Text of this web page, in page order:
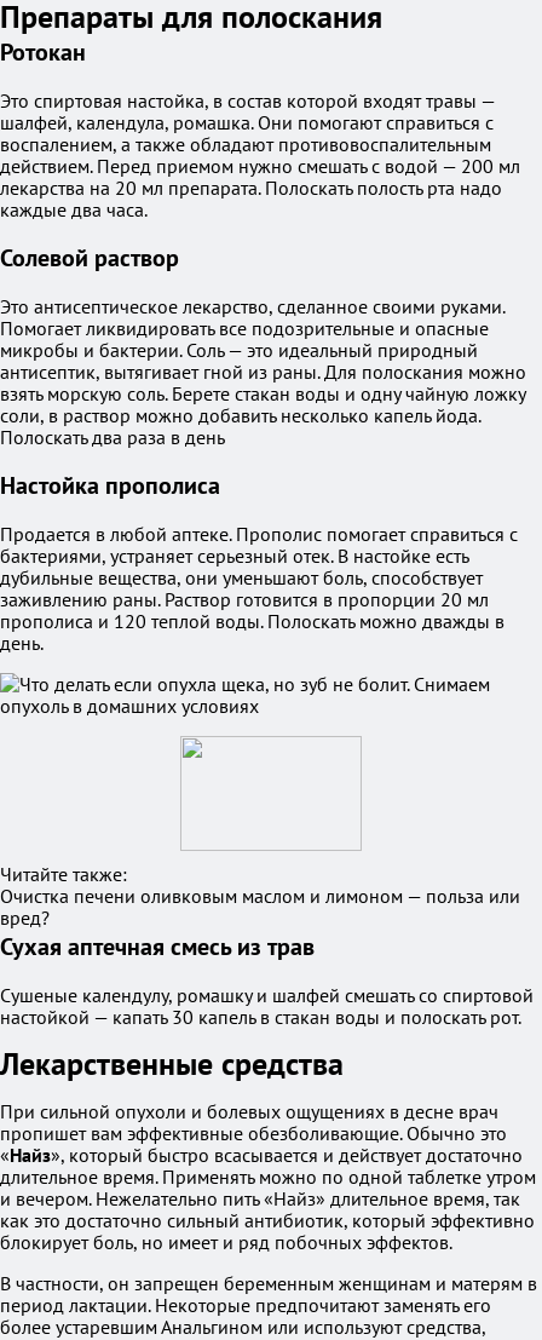
Препараты для полоскания
Ротокан
Это спиртовая настойка, в состав которой входят травы —
шалфей, календула, ромашка. Они помогают справиться с
воспалением, а также обладают противовоспалительным
действием. Перед приемом нужно смешать с водой — 200 мл
лекарства на 20 мл препарата. Полоскать полость рта надо
каждые два часа.
Солевой раствор
Это антисептическое лекарство, сделанное своими руками.
Помогает ликвидировать все подозрительные и опасные
микробы и бактерии. Соль — это идеальный природный
антисептик, вытягивает гной из раны. Для полоскания можно
взять морскую соль. Берете стакан воды и одну чайную ложку
соли, в раствор можно добавить несколько капель йода.
Полоскать два раза в день
Настойка прополиса
Продается в любой аптеке. Прополис помогает справиться с
бактериями, устраняет серьезный отек. В настойке есть
дубильные вещества, они уменьшают боль, способствует
заживлению раны. Раствор готовится в пропорции 20 мл
прополиса и 120 теплой воды. Полоскать можно дважды в
день.
Читайте также:
Очистка печени оливковым маслом и лимоном — польза или
вред?
Сухая аптечная смесь из трав
Сушеные календулу, ромашку и шалфей смешать со спиртовой
настойкой — капать 30 капель в стакан воды и полоскать рот.
Лекарственные средства
При сильной опухоли и болевых ощущениях в десне врач
пропишет вам эффективные обезболивающие. Обычно это
«Найз», который быстро всасывается и действует достаточно
длительное время. Применять можно по одной таблетке утром
и вечером. Нежелательно пить «Найз» длительное время, так
как это достаточно сильный антибиотик, который эффективно
блокирует боль, но имеет и ряд побочных эффектов.
В частности, он запрещен беременным женщинам и матерям в
период лактации. Некоторые предпочитают заменять его
более устаревшим Анальгином или используют средства,